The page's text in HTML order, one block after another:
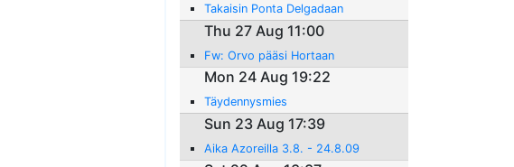
Takaisin Ponta Delgadaan
Thu 27 Aug 11:00
Fw: Orvo pääsi Hortaan
Mon 24 Aug 19:22
Täydennysmies
Sun 23 Aug 17:39
Aika Azoreilla 3.8. - 24.8.09